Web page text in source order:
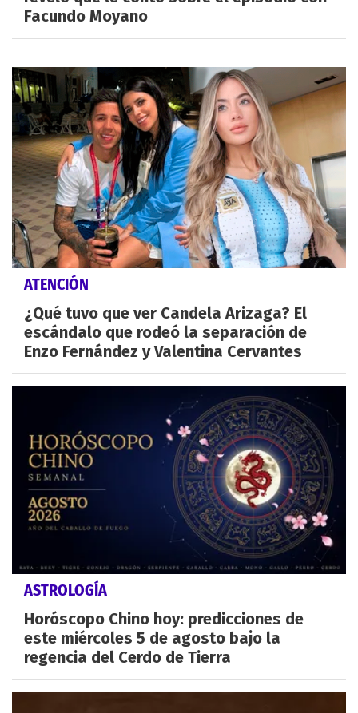
Facundo Moyano
ATENCIÓN
¿Qué tuvo que ver Candela Arizaga? El
escándalo que rodeó la separación de
Enzo Fernández y Valentina Cervantes
ASTROLOGÍA
Horóscopo Chino hoy: predicciones de
este miércoles 5 de agosto bajo la
regencia del Cerdo de Tierra